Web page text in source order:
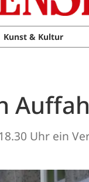
Kunst & Kultur
Uhr ein